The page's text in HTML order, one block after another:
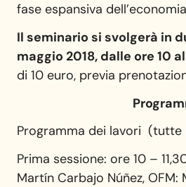
fase espansiva
Il seminario si svolgerà in
maggio 2018, dalle ore 10
di 10 euro, previa
Programma dei lavori (tutte
Prima sessione: ore 10 –
Martín Carbajo Núñez,